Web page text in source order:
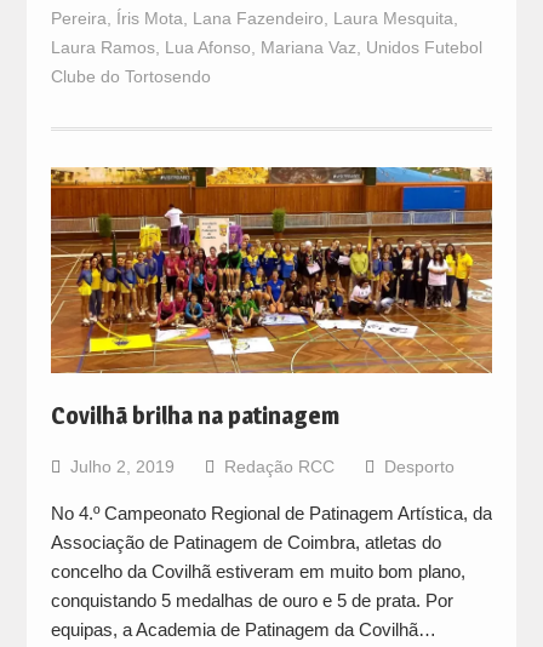
Pereira
Íris Mota Lana Fazendeiro Laura Mesquita
Laura Ramos, Lua Afonso Mariana Vaz
Unidos Futebol
Clube do Tortosendo
Covilhã brilha na patinagem
Julho 2, 2019 Redação RCC Desporto
No 4.º Campeonato Regional de Patinagem Artística, da
Associação de Patinagem de Coimbra, atletas do
concelho da Covilhã estiveram em muito bom plano,
conquistando 5 medalhas de ouro e 5 de prata. Por
equipas, a Academia de Patinagem da Covilhã…